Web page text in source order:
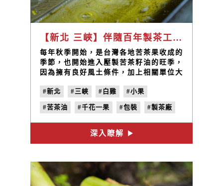
【新北 三峽】伴隨百年製茶工藝的金黃苦茶油，成就三峽好滋味 / 大埔製茶廠 陳宣和、姜慧姿
每年秋季開始，是台灣各地苦茶果收成的
季節，也開始進入壓製苦茶籽油的旺季，
因為擁有良好風土條件，加上相關單位大
產區。位於三峽白雞山區的「大埔製茶
廠」擁有百年製茶經驗，產製各種高品質
茶品，也延伸發展出壓製苦茶油的代工服
務，更推出自家苦茶油相關產品，品質長
久以來受到各地農友、顧客的信賴。
#新北 #三峽 #白雞 #小果
#苦茶油 #千花一果 #包裝 #製茶廠
#第三代 #陳宣和 #姜慧姿 #地味誌
#農民力 #vol.4
深入瞭解